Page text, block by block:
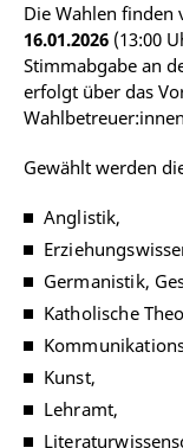
Die Wahlen finden
16.01.2026 (13:00
Stimmabgabe an
erfolgt über das
Gewählt werden
Anglistik,
Germanistik,
Katholische
Kunst,
Lehramt,